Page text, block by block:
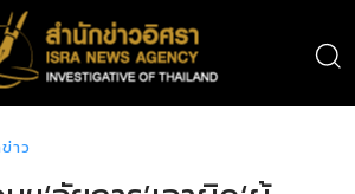
าว